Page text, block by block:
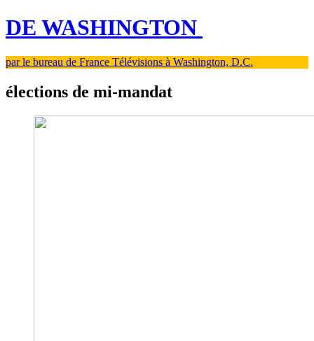
DE WASHINGTON
par le bureau de France Télévisions à Washington, D.C.
élections de mi-mandat